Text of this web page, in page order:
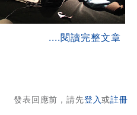
....閱讀完整文章
141228 活動紀錄
發表回應前，請先登入或註冊